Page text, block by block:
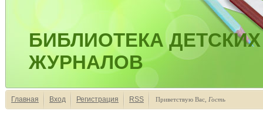
БИБЛИОТЕКА ДЕТСКИХ
ЖУРНАЛОВ
Главная Вход Регистрация RSS Приветствую Вас Гость